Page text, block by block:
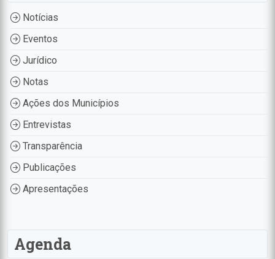
Notícias
Eventos
Jurídico
Notas
Ações dos Municípios
Entrevistas
Transparência
Publicações
Apresentações
Agenda